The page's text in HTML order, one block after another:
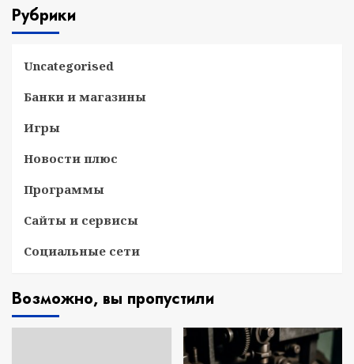
Рубрики
Uncategorised
Банки и магазины
Игры
Новости плюс
Программы
Сайты и сервисы
Социальные сети
Возможно, вы пропустили